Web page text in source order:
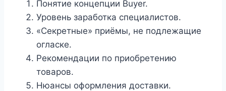
Понятие концепции Buyer.
Уровень заработка специалистов.
«Секретные» приёмы, не подлежащие
огласке.
Рекомендации по приобретению
товаров.
Нюансы оформления доставки.